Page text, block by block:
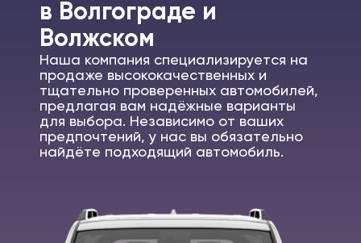
в Волгограде и
Волжском
Наша компания специализируется на
продаже высококачественных и
тщательно проверенных автомобилей,
предлагая вам надёжные варианты
для выбора. Независимо от ваших
предпочтений, у нас вы обязательно
найдёте подходящий автомобиль.